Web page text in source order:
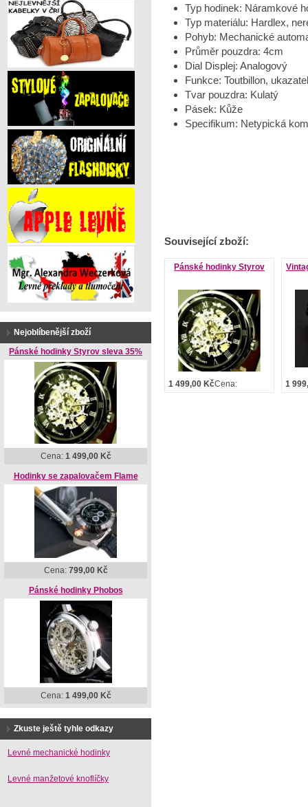
Typ hodinek: Náramkové
Typ materiálu: Hardlex,
Pohyb: Mechanické
Průměr pouzdra: 4cm
Dial Displej: Analogový
Funkce: Toutbillon,
Tvar pouzdra: Kulatý
Pásek: Kůže
Specifikum: Netypická
Související zboží:
Pánské hodinky Styrov
1 499,00 KčCena: 1
Nejoblíbenější zboží
Pánské hodinky Styrov sleva 35%
Cena: 1 499,00 Kč
Hodinky se zapalovačem Flame
Cena: 799,00 Kč
Pánské hodinky Phobos
Cena: 1 499,00 Kč
Zkuste ještě tyhle odkazy
Levné mechanické hodinky
Levné manžetové knoflíčky